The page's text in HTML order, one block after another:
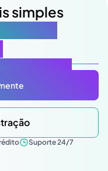
simples
Suporte 24/7